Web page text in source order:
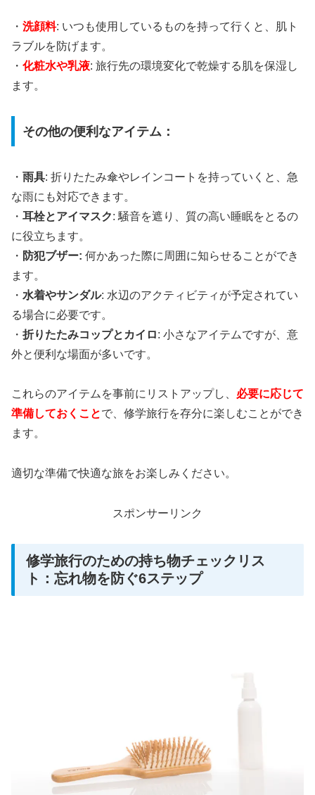
・ 洗顔料: いつも使用しているものを持って行くと、肌ト
ラブルを防げます。
・ 化粧水や乳液: 旅行先の環境変化で乾燥する肌を保湿し
ます。
その他の便利なアイテム：
・ 雨具: 折りたたみ傘やレインコートを持っていくと、急
な雨にも対応できます。
・ 耳栓とアイマスク: 騒音を遮り、質の高い睡眠をとるの
に役立ちます。
・ 防犯ブザー: 何かあった際に周囲に知らせることができ
ます。
・ 水着やサンダル: 水辺のアクティビティが予定されてい
る場合に必要です。
・ 折りたたみコップとカイロ: 小さなアイテムですが、意
外と便利な場面が多いです。
これらのアイテムを事前にリストアップし、 必要に応じて
準備しておくことで、修学旅行を存分に楽しむことができ
ます。
適切な準備で快適な旅をお楽しみください。
スポンサーリンク
修学旅行のための持ち物チェックリス
ト：忘れ物を防ぐ6ステップ